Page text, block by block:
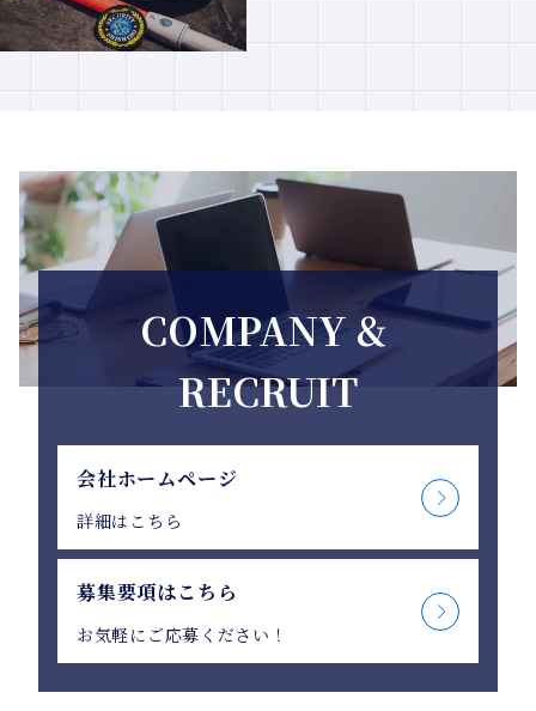
COMPANY &
RECRUIT
会社ホームページ
詳細はこちら
募集要項はこちら
お気軽にご応募ください！